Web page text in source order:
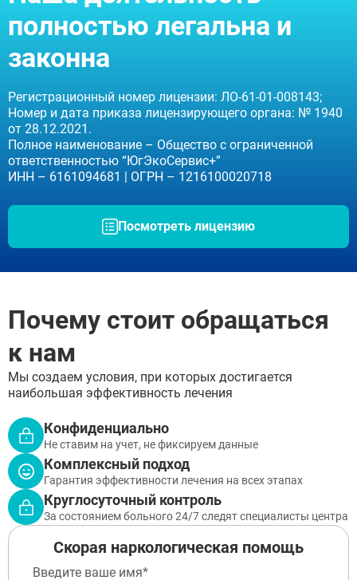
полностью легальна и
законна
Регистрационный номер лицензии: ЛО-61-01-008143;
Номер и дата приказа лицензирующего органа: № 1940
от 28.12.2021.
Полное наименование – Общество с ограниченной
ответственностью “ЮгЭкоСервис+”
ИНН – 6161094681 | ОГРН – 1216100020718
Посмотреть лицензию
Почему стоит обращаться
к нам
Мы создаем условия, при которых достигается
наибольшая эффективность лечения
Конфиденциально
Не ставим на учет, не фиксируем данные
Комплексный подход
Гарантия эффективности лечения на всех этапах
Круглосуточный контроль
За состоянием больного 24/7 следят специалисты центра
Скорая наркологическая помощь
Введите ваше имя*
Отправить
Оставляя заявку Вы соглашаетесь с
конфиденциальности
Отправить
Оставляя заявку Вы соглашаетесь сполитикой
Заполните форму ниже, мы вам
перезвоним
Отправить
Оставляя заявку Вы соглашаетесь с
конфиденциальности
Коломна
Королёв
Мытищи
Наро-Фоминск
Ногинск
Одинцово
Орехово-Зуево
Подольск
Пушкино
Сергиев Посад
Электросталь
Котельники
Электроугли
Лыткарино
Павловский Посад
Ступино
Фрязино
Дзержинский
Солнечногорск
Краснознаменск
Кашира
Апрелевка
Звенигород
Шатура
Истра